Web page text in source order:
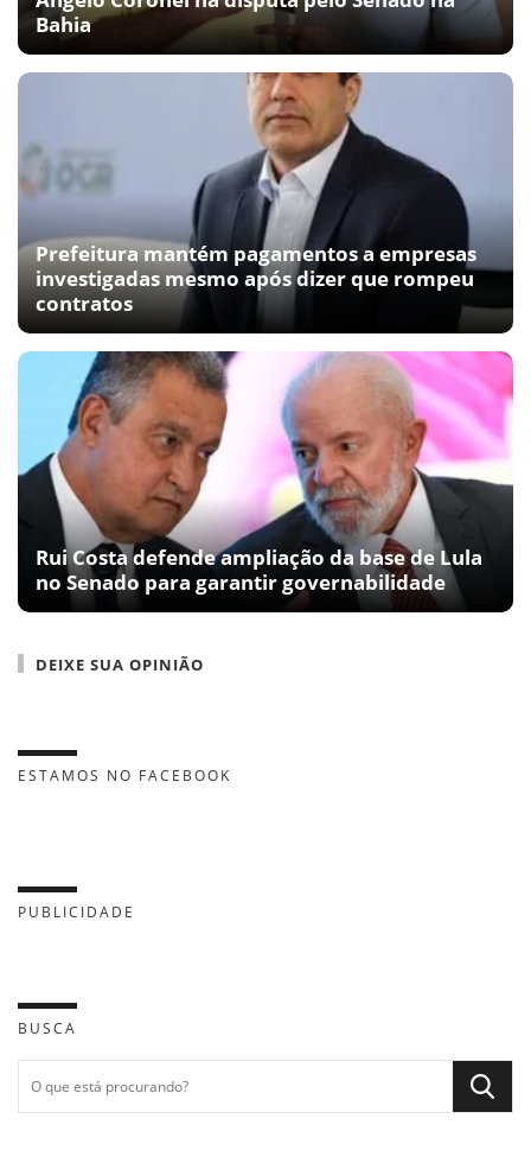
Bahia
Prefeitura mantém pagamentos a empresas
investigadas mesmo após dizer que rompeu
contratos
Rui Costa defende ampliação da base de Lula
no Senado para garantir governabilidade
DEIXE SUA OPINIÃO
ESTAMOS NO FACEBOOK
PUBLICIDADE
BUSCA